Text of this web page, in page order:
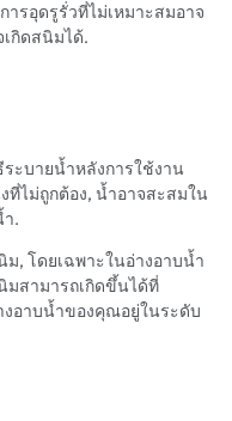
รอุดรูรั่วที่ไม่เหมาะสมอาจ
กิดสนิมได้.
ะบายน้ำหลังการใช้งาน
ที่ไม่ถูกต้อง, น้ำอาจสะสมใน
.
, โดยเฉพาะในอ่างอาบน้ำ
มสามารถเกิดขึ้นได้ที่
งอาบน้ำของคุณอยู่ในระดับ